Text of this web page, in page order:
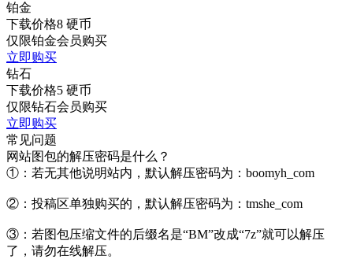
铂金
下载价格8 硬币
仅限铂金会员购买
立即购买
钻石
下载价格5 硬币
仅限钻石会员购买
立即购买
常见问题
网站图包的解压密码是什么？
①：若无其他说明站内，默认解压密码为：boomyh_com
②：投稿区单独购买的，默认解压密码为：tmshe_com
③：若图包压缩文件的后缀名是“BM”改成“7z”就可以解压
了，请勿在线解压。